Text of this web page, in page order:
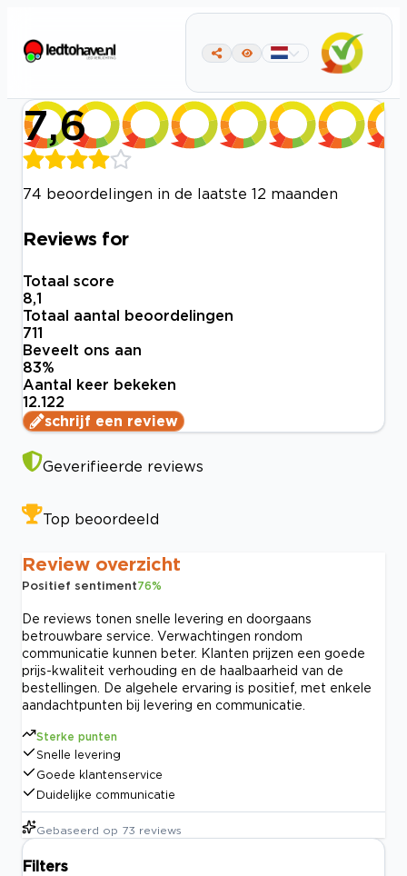
7,6
74 beoordelingen in de laatste 12 maanden
Reviews for
Totaal score
8,1
Totaal aantal beoordelingen
711
Beveelt ons aan
83%
Aantal keer bekeken
12.122
schrijf een review
Geverifieerde reviews
Top beoordeeld
Review overzicht
Positief sentiment76%
De reviews tonen snelle levering en doorgaans
betrouwbare service. Verwachtingen rondom
communicatie kunnen beter. Klanten prijzen een goede
prijs-kwaliteit verhouding en de haalbaarheid van de
bestellingen. De algehele ervaring is positief, met enkele
aandachtpunten bij levering en communicatie.
Sterke punten
Snelle levering
Goede klantenservice
Duidelijke communicatie
Gebaseerd op 73 reviews
Filters